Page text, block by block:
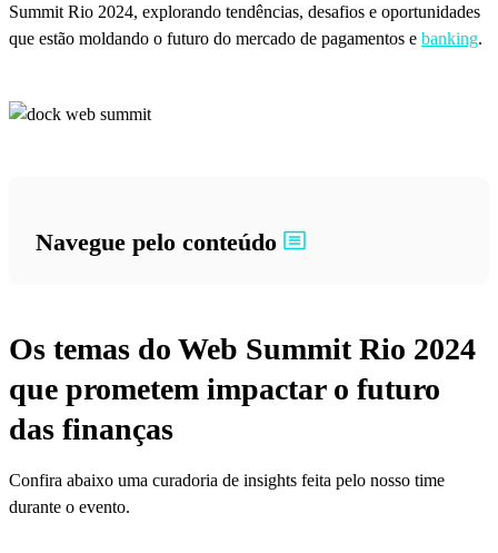
Summit Rio 2024, explorando tendências, desafios e oportunidades
que estão moldando o futuro do mercado de pagamentos e banking.
Navegue pelo conteúdo
Os temas do Web Summit Rio 2024
que prometem impactar o futuro
das finanças
Confira abaixo uma curadoria de insights feita pelo nosso time
durante o evento.